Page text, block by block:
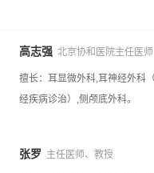
高志强 北京协和医院主任医师
擅长： 耳显微外科,耳神经外科
经疾病诊治）,侧颅底外科。
张罗 主任医师、教授